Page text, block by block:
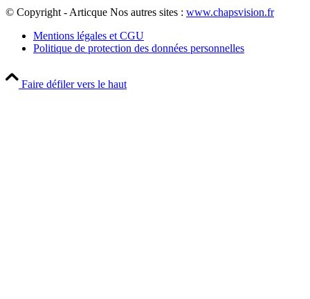
© Copyright - Articque Nos autres sites : www.chapsvision.fr
Mentions légales et CGU
Politique de protection des données personnelles
Faire défiler vers le haut